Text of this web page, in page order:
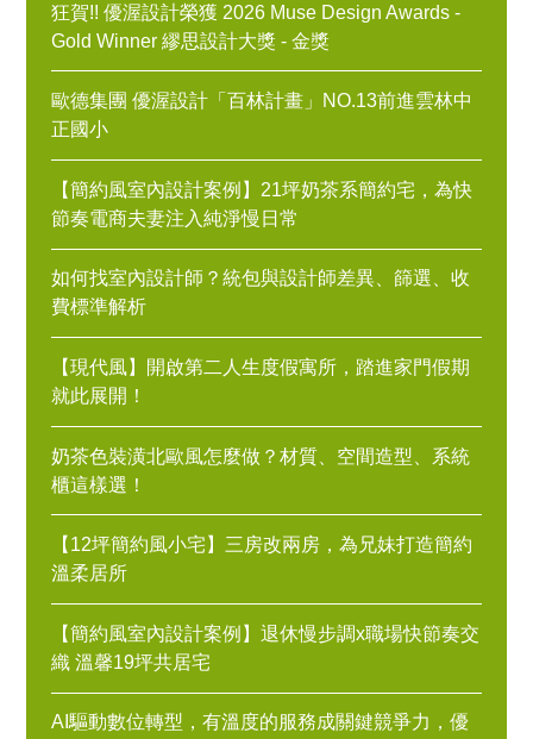
狂賀!! 優渥設計榮獲 2026 Muse Design Awards -
Gold Winner 繆思設計大獎 - 金獎
歐德集團 優渥設計「百林計畫」NO.13前進雲林中
正國小
【簡約風室內設計案例】21坪奶茶系簡約宅，為快
節奏電商夫妻注入純淨慢日常
如何找室內設計師？統包與設計師差異、篩選、收
費標準解析
【現代風】開啟第二人生度假寓所，踏進家門假期
就此展開！
奶茶色裝潢北歐風怎麼做？材質、空間造型、系統
櫃這樣選！
【12坪簡約風小宅】三房改兩房，為兄妹打造簡約
溫柔居所
【簡約風室內設計案例】退休慢步調x職場快節奏交
織 溫馨19坪共居宅
AI驅動數位轉型，有溫度的服務成關鍵競爭力，優